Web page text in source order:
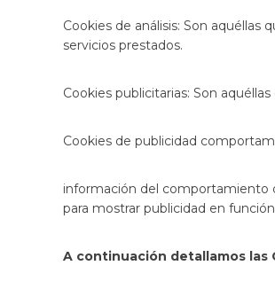
Cookies de análisis: Son
servicios prestados.
Cookies publicitarias: Son
Cookies de publicidad
información del comportamiento
para mostrar publicidad en
A continuación detallamos las